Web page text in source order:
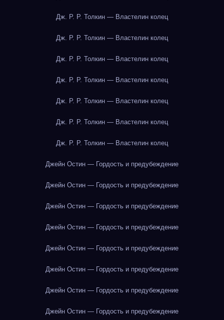
Дж. Р. Р. Толкин — Властелин колец
Дж. Р. Р. Толкин — Властелин колец
Дж. Р. Р. Толкин — Властелин колец
Дж. Р. Р. Толкин — Властелин колец
Дж. Р. Р. Толкин — Властелин колец
Дж. Р. Р. Толкин — Властелин колец
Дж. Р. Р. Толкин — Властелин колец
Джейн Остин — Гордость и предубеждение
Джейн Остин — Гордость и предубеждение
Джейн Остин — Гордость и предубеждение
Джейн Остин — Гордость и предубеждение
Джейн Остин — Гордость и предубеждение
Джейн Остин — Гордость и предубеждение
Джейн Остин — Гордость и предубеждение
Джейн Остин — Гордость и предубеждение